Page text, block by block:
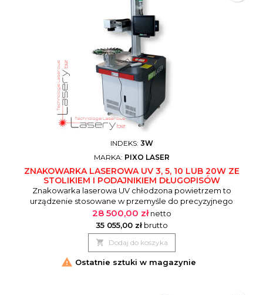
INDEKS: 3W
MARKA: PIXO LASER
ZNAKOWARKA LASEROWA UV 3, 5, 10 LUB 20W ZE
STOLIKIEM I PODAJNIKIEM DŁUGOPISÓW
Znakowarka laserowa UV chłodzona powietrzem to
urządzenie stosowane w przemyśle do precyzyjnego
znakowania, grawerowania lub nanoszenia oznaczeń na
różnego rodzaju materiały. Laser UV (ultrafioletowy)
charakteryzuje się krótszą długością fali (w zakresie 355 nm),
co pozwala na wykonywanie bardzo precyzyjnych i trwałych
oznaczeń.
28 500,00 zł netto
35 055,00 zł brutto
 Dodaj do koszyka
 Ostatnie sztuki w magazynie